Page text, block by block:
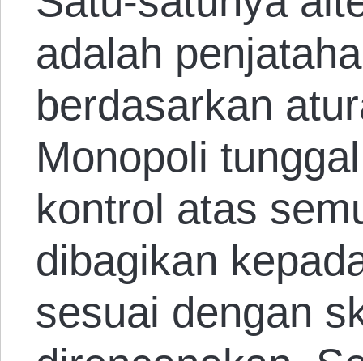
adalah
berdasarkan
Monopoli
kontrol atas
dibagikan
sesuai dengan